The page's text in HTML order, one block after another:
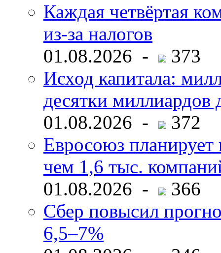
Каждая четвёртая
из-за налогов
01.08.2026 -
373
Исход капитала:
десятки миллиардов
01.08.2026 -
372
Евросоюз планирует
чем 1,6 тыс.
01.08.2026 -
366
Сбер повысил
6,5–7%